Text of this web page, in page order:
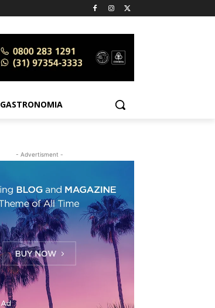
GASTRONOMIA
- Advertisment -